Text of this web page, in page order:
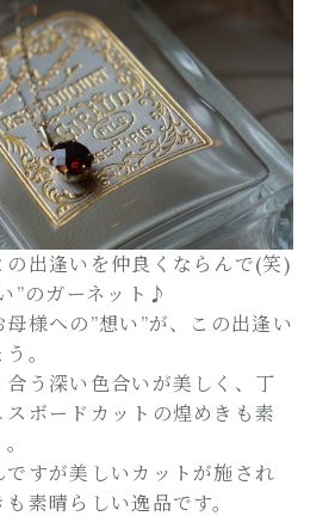
の出逢いを仲良くならんで(笑)
”のガーネット♪
様への”想い”が、この出逢い
。
う深い色合いが美しく、丁
ボードカットの煌めきも素
ですが美しいカットが施され
素晴らしい逸品です。